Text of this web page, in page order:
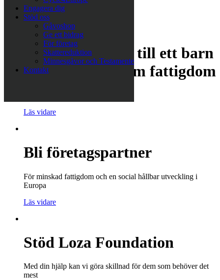
Engagera dig
Stöd oss
Gåvoshop
Ge ett bidrag
För företag
Skattereduktion
Minnesgåvor och Testamente
Kontakt
Läs vidare
Köp en pyjamas till ett barn
som lever i extrem fattigdom
Läs vidare
Bli företagspartner
För minskad fattigdom och en social hållbar utveckling i
Europa
Läs vidare
Stöd Loza Foundation
Med din hjälp kan vi göra skillnad för dem som behöver det
mest